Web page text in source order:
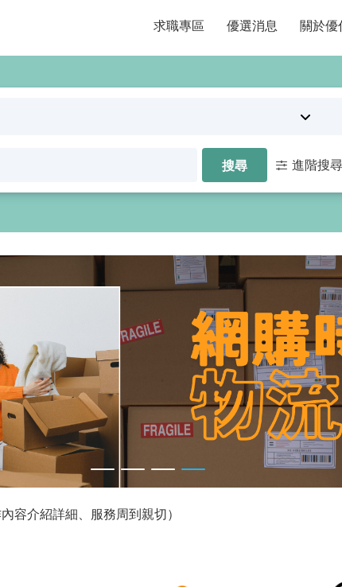
求職專區 優選消息 關於優
進階搜尋
內容介紹詳細、服務周到親切!!
人證件正本予求職公司保管，影本僅為求職使用並告知雇
動詢問 關心求職者狀況 非常nice的做好自己的職務 五星好
情，很有耐心一一回答我的問題，超級推薦!
容介紹詳細、服務周到親切）